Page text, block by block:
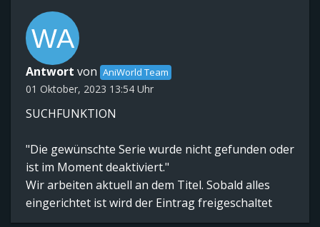
Antwort von AniWorld Team
01 Oktober, 2023 13:54 Uhr
SUCHFUNKTION
"Die gewünschte Serie wurde nicht gefunden oder
ist im Moment deaktiviert."
Wir arbeiten aktuell an dem Titel. Sobald alles
eingerichtet ist wird der Eintrag freigeschaltet